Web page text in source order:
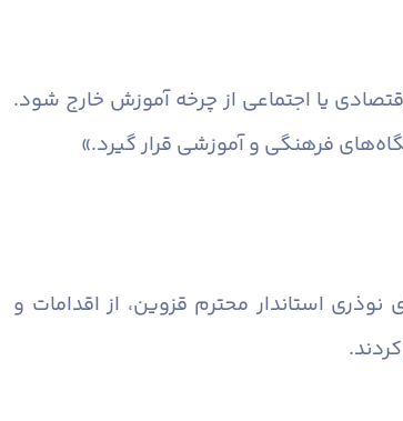
یا اجتماعی از چرخه آموزش خارج شود.
فرهنگی و آموزشی قرار گیرد.»
استاندار محترم قزوین، از اقدامات و